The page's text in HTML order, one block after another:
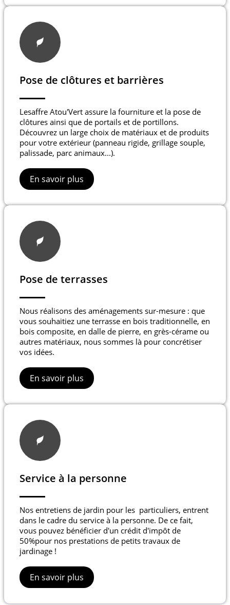
Pose de clôtures et barrières
Lesaffre Atou'Vert assure la fourniture et la pose de
clôtures ainsi que de portails et de portillons.
Découvrez un large choix de matériaux et de produits
pour votre extérieur (panneau rigide, grillage souple,
palissade, parc animaux...).
En savoir plus
Pose de terrasses
Nous réalisons des aménagements sur-mesure : que
vous souhaitiez une terrasse en bois traditionnelle, en
bois composite, en dalle de pierre, en grès-cérame ou
autres matériaux, nous sommes là pour concrétiser
vos idées.
En savoir plus
Service à la personne
Nos entretiens de jardin pour les particuliers, entrent
dans le cadre du service à la personne. De ce fait,
vous pouvez bénéficier d'un crédit d'impôt de
50%pour nos prestations de petits travaux de
jardinage !
En savoir plus